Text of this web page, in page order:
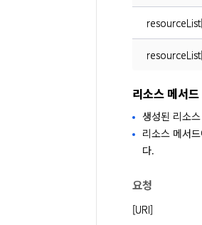
리소스 메서
생성된 리소
리소스 메서
다.
요청
[URI]